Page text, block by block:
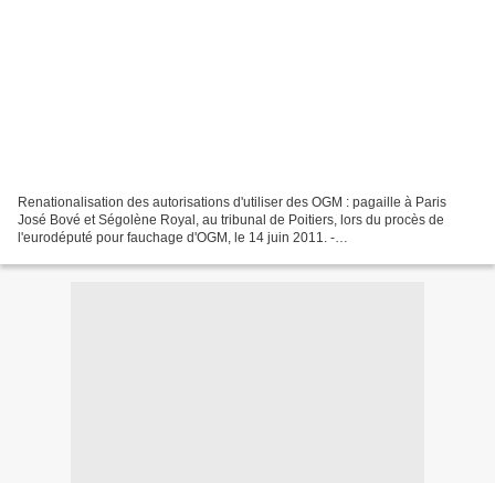
Renationalisation des autorisations d'utiliser des OGM : pagaille à Paris
José Bové et Ségolène Royal, au tribunal de Poitiers, lors du procès de
l'eurodéputé pour fauchage d'OGM, le 14 juin 2011. -